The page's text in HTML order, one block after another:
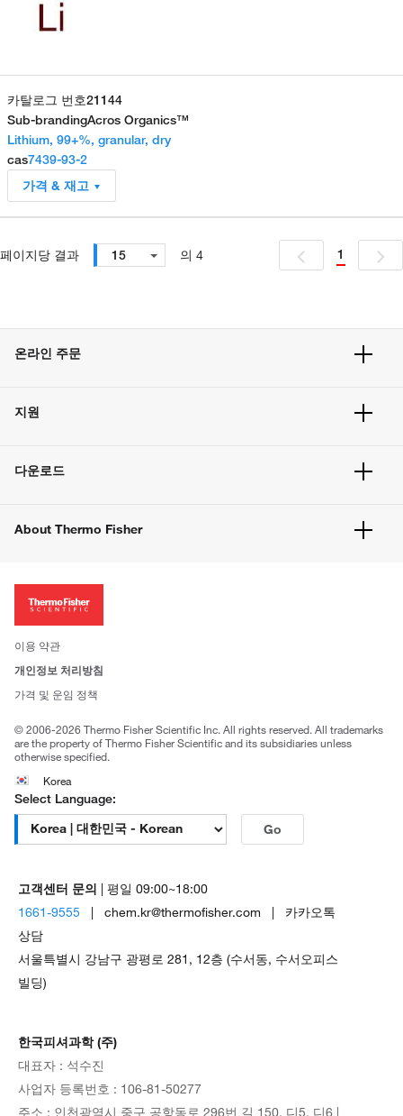
카탈로그 번호21144
Sub-brandingAcros Organics™
Lithium, 99+%, granular, dry
cas7439-93-2
가격 & 재고
페이지당 결과 15 의 4 1
온라인 주문
주문 방법
벌크 주문
지원
고객 센터
웹사이트 개선사항
다운로드
About Thermo Fisher
투자자
사회적 책임
브랜드
이용 약관
개인정보 처리방침
가격 및 운임 정책
© 2006-2026 Thermo Fisher Scientific Inc. All rights reserved. All trademarks
are the property of Thermo Fisher Scientific and its subsidiaries unless
otherwise specified.
Korea
Select Language:
Go
고객센터 문의 | 평일 09:00~18:00
1661-9555 | chem.kr@thermofisher.com | 카카오톡
상담
서울특별시 강남구 광평로 281, 12층 (수서동, 수서오피스
빌딩)
한국피셔과학 (주)
대표자 : 석수진
사업자 등록번호 : 106-81-50277
주소 : 인천광역시 중구 공항동로 296번 길 150, 디5, 디6 |